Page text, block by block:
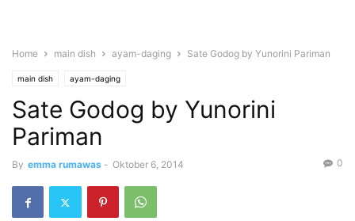
Home main dish ayam-daging Sate Godog by Yunorini Pariman
main dish ayam-daging
Sate Godog by Yunorini
Pariman
By emma rumawas - Oktober 6, 2014 0